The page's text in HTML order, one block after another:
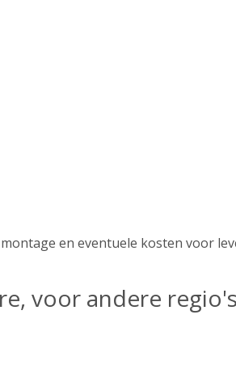
en eventuele kosten voor
voor andere regio's